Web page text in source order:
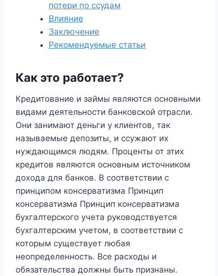
потери по ссудам
Влияние
Заключение
Рекомендуемые статьи
Как это работает?
Кредитование и займы являются основными
видами деятельности банковской отрасли.
Они занимают деньги у клиентов, так
называемые депозиты, и ссужают их
нуждающимся людям. Проценты от этих
кредитов являются основным источником
дохода для банков. В соответствии с
принципом консерватизма Принцип
консерватизма Принцип консерватизма
бухгалтерского учета руководствуется
бухгалтерским учетом, в соответствии с
которым существует любая
неопределенность. Все расходы и
обязательства должны быть признаны.